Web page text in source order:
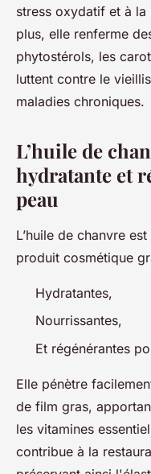
stress oxydatif et à la
plus, elle renferme
phytostérols, les
luttent contre le
maladies chroniques.
L’huile de
hydratante et
peau
L’huile de chanvre
produit cosmétique
Hydratantes,
Nourrissantes,
Et régénérantes
Elle pénètre
de film gras,
les vitamines
contribue à la